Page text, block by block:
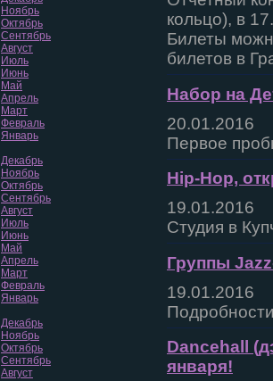
Ноябрь
Октябрь
Сентябрь
Август
Июль
Июнь
Май
Апрель
Март
Февраль
Январь
Декабрь
Ноябрь
Октябрь
Сентябрь
Август
Июль
Июнь
Май
Апрель
Март
Февраль
Январь
Декабрь
Ноябрь
Октябрь
Сентябрь
Август
кольцо), в
Билеты
билетов в
Набор на
20.01.2016
Первое
Hip-Hop,
19.01.2016
Студия в
Группы
19.01.2016
Dancehall
января!